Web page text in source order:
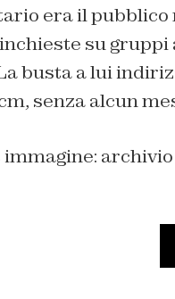
era il
su
busta a lui
senza alcun